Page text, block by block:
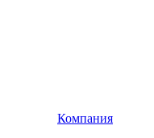
Компания